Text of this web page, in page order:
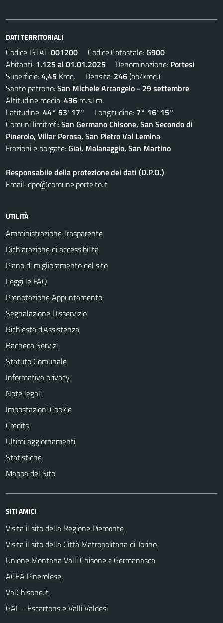
DATI TERRITORIALI
Codice ISTAT:001200 Codice Catastale:G900
Abitanti: 1.125 al 01.01.2025 Denominazione: Portesi
Superficie:4,45 Kmq. Densità: 246(ab/kmq.)
Santo patrono:San Michele Arcangelo - 29 settembre
Altitudine media:436 m.s.l.m.
Latitudine:44° 53' 17'' Longitudine: 7° 16' 15''
Comuni limitrofi:San Germano Chisone, San Secondo di
Pinerolo, Villar Perosa, San Pietro Val Lemina
Frazioni e borgate:Giai, Malanaggio, San Martino
Responsabile della protezione dei dati (D.P.O.)
Email:dpo@comune.porte.to.it
UTILITÀ
Amministrazione Trasparente
Dichiarazione di accessibilità
Piano di miglioramento del sito
Leggi le FAQ
Prenotazione Appuntamento
Segnalazione Disservizio
Richiesta d'Assistenza
Bacheca Servizi
Statuto Comunale
Informativa privacy
Note legali
Impostazioni Cookie
Credits
Ultimi aggiornamenti
Statistiche
Mappa del Sito
SITI AMICI
Visita il sito della Regione Piemonte
Visita il sito della Città Matropolitana di Torino
Unione Montana Valli Chisone e Germanasca
ACEA Pinerolese
ValChisone.it
GAL - Escartons e Valli Valdesi